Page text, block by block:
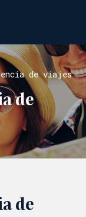
de viajes
de
de